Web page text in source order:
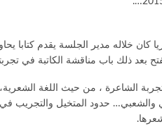
كان خلاله مدير الجلسة يقدم
بعد ذلك باب مناقشة الكاتبة في
الشاعرة ، من حيث اللغة
والشعبي… حدود المتخيل والتجريب